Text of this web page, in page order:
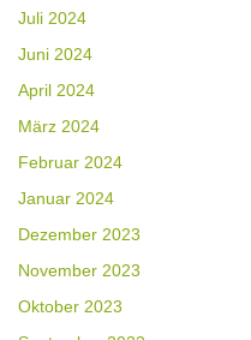
Juli 2024
Juni 2024
April 2024
März 2024
Februar 2024
Januar 2024
Dezember 2023
November 2023
Oktober 2023